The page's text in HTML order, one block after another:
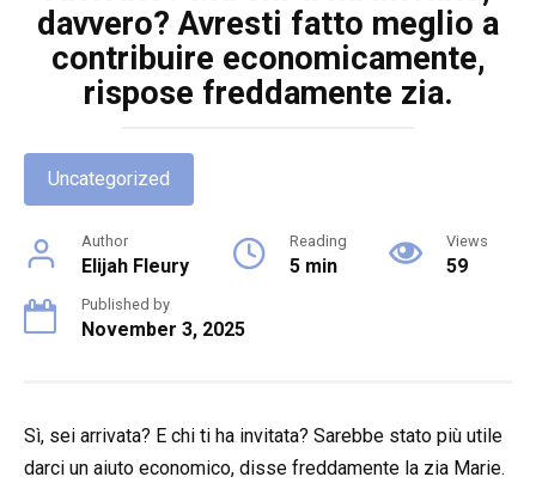
davvero? Avresti fatto meglio a
contribuire economicamente,
rispose freddamente zia.
Uncategorized
Author
Elijah Fleury
Reading
5 min
Views
59
Published by
November 3, 2025
Sì, sei arrivata? E chi ti ha invitata? Sarebbe stato più utile
darci un aiuto economico, disse freddamente la zia Marie.